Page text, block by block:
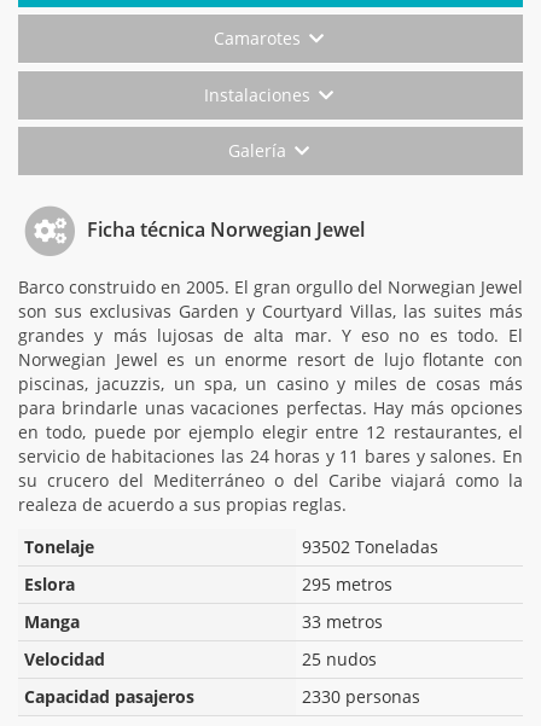
Camarotes
Instalaciones
Galería
Ficha técnica Norwegian Jewel
Barco construido en 2005. El gran orgullo del Norwegian Jewel
son sus exclusivas Garden y Courtyard Villas, las suites más
grandes y más lujosas de alta mar. Y eso no es todo. El
Norwegian Jewel es un enorme resort de lujo flotante con
piscinas, jacuzzis, un spa, un casino y miles de cosas más
para brindarle unas vacaciones perfectas. Hay más opciones
en todo, puede por ejemplo elegir entre 12 restaurantes, el
servicio de habitaciones las 24 horas y 11 bares y salones. En
su crucero del Mediterráneo o del Caribe viajará como la
realeza de acuerdo a sus propias reglas.
Tonelaje
93502 Toneladas
Eslora
295 metros
Manga
33 metros
Velocidad
25 nudos
Capacidad pasajeros
2330 personas